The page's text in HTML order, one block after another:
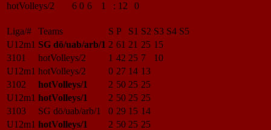
hotVolleys/2
6 0 6 1 : 12 0
Liga/# Teams S P S1 S2 S3 S4 S5
U12m1 SG dö/uab/arb/1 2 61 21 25 15
3101
hotVolleys/2 1 42 25 7
10
U12m1 hotVolleys/2 0 27 14 13
3102
hotVolleys/1 2 50 25 25
U12m1 hotVolleys/1 2 50 25 25
3103
SG dö/uab/arb/1 0 29 15 14
U12m1 hotVolleys/1 2 50 25 25